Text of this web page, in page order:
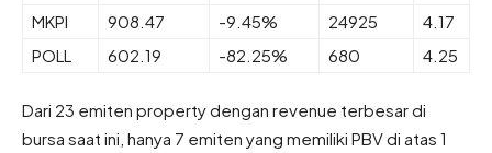
MKPI
908.47 -9.45% 24925
4.17
POLL
602.19 -82.25% 680 4.25
Dari 23 emiten property dengan revenue terbesar di
bursa saat ini, hanya 7 emiten yang memiliki PBV di atas 1